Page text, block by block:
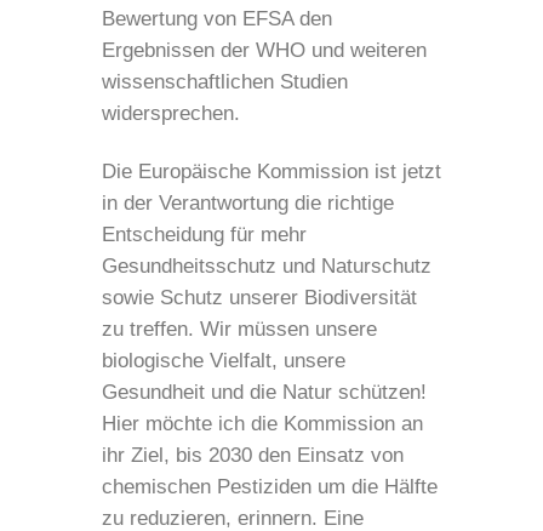
Bewertung von EFSA den
Ergebnissen der WHO und weiteren
wissenschaftlichen Studien
widersprechen.
Die Europäische Kommission ist jetzt
in der Verantwortung die richtige
Entscheidung für mehr
Gesundheitsschutz und Naturschutz
sowie Schutz unserer Biodiversität
zu treffen. Wir müssen unsere
biologische Vielfalt, unsere
Gesundheit und die Natur schützen!
Hier möchte ich die Kommission an
ihr Ziel, bis 2030 den Einsatz von
chemischen Pestiziden um die Hälfte
zu reduzieren, erinnern. Eine